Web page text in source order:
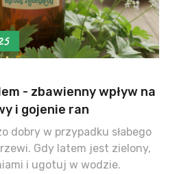
- zbawienny wpływ na
i gojenie ran
dobry w przypadku słabego
Gdy latem jest zielony,
i ugotuj w wodzie.